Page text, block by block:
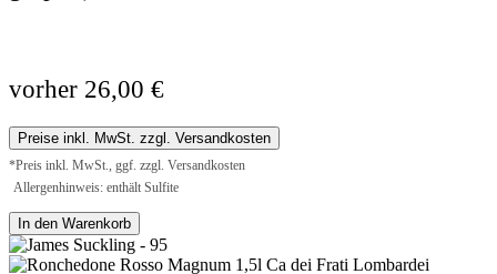
vorher 26,00 €
Preise inkl. MwSt. zzgl. Versandkosten
*Preis inkl. MwSt., ggf. zzgl. Versandkosten
Allergenhinweis: enthält Sulfite
In den Warenkorb